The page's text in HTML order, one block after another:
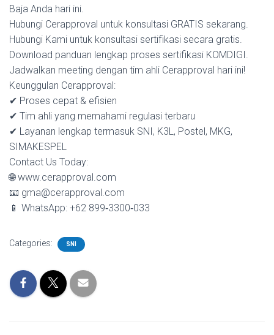
Baja Anda hari ini.
Hubungi Cerapproval untuk konsultasi GRATIS sekarang.
Hubungi Kami untuk konsultasi sertifikasi secara gratis.
Download panduan lengkap proses sertifikasi KOMDIGI.
Jadwalkan meeting dengan tim ahli Cerapproval hari ini!
Keunggulan Cerapproval:
✔ Proses cepat & efisien
✔ Tim ahli yang memahami regulasi terbaru
✔ Layanan lengkap termasuk SNI, K3L, Postel, MKG,
SIMAKESPEL
Contact Us Today:
🌐 www.cerapproval.com
📧 gma@cerapproval.com
📱 WhatsApp: +62 899‑3300‑033
Categories: SNI